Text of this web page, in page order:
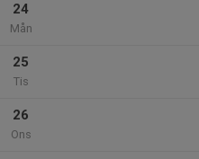
24
Mån
25
Tis
26
Ons